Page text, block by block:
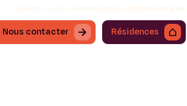
Ouvert du lundi au vendredi de 8h30 à 19h30+34 919 49
Nous contacter Résidences